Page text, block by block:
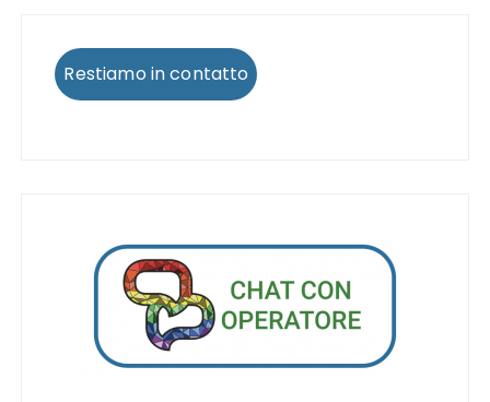
Restiamo in contatto